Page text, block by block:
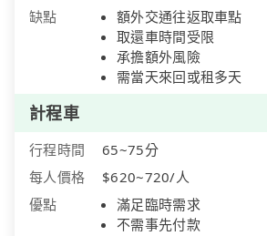
缺點
額外交通往返取車點
取還車時間受限
承擔額外風險
需當天來回或租多天
計程車
行程時間
65~75分
每人價格
$620~720/人
優點
滿足臨時需求
不需事先付款